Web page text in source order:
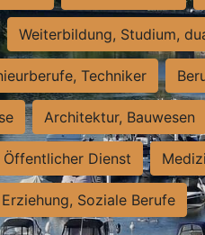
Weiterbildung, Studium,
Techniker
Architektur, Bauwesen
Öffentlicher Dienst
Soziale Berufe